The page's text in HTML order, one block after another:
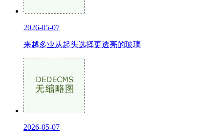
2026-05-07
来越多业从起头选择更透亮的玻璃
2026-05-07